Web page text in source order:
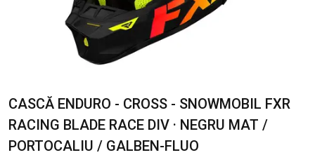
CASCĂ ENDURO - CROSS - SNOWMOBIL FXR
RACING BLADE RACE DIV · NEGRU MAT /
PORTOCALIU / GALBEN-FLUO